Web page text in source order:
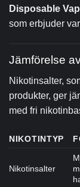
Disposable
som erbjuder
Jämförelse
Nikotinsalter,
produkter, ger
med fri
NIKOTINTYP
Nikotinsalter